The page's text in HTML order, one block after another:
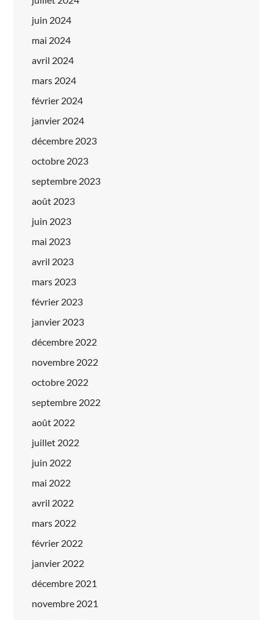
juin 2024
mai 2024
avril 2024
mars 2024
février 2024
janvier 2024
décembre 2023
octobre 2023
septembre 2023
août 2023
juin 2023
mai 2023
avril 2023
mars 2023
février 2023
janvier 2023
décembre 2022
novembre 2022
octobre 2022
septembre 2022
août 2022
juillet 2022
juin 2022
mai 2022
avril 2022
mars 2022
février 2022
janvier 2022
décembre 2021
novembre 2021